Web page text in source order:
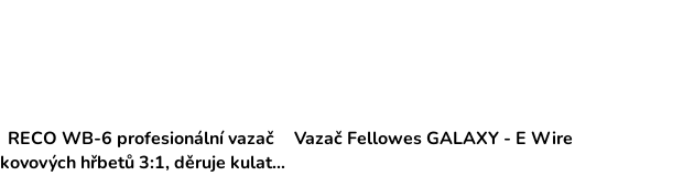
RECO WB-6 profesionální vazač
kovových hřbetů 3:1, děruje kulaté
Vazač Fellowes GALAXY - E Wire